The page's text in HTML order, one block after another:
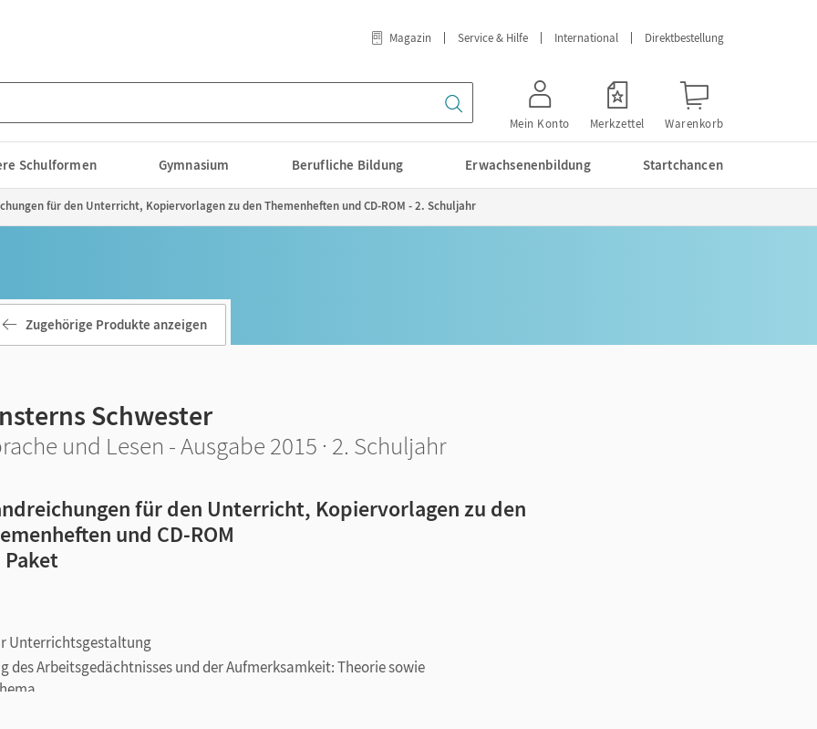
Magazin Service & Hilfe International Direktbestellung
Mein Konto Merkzettel Warenkorb
Schulformen Gymnasium Berufliche Bildung Erwachsenenbildung Startchancen
für den Unterricht, Kopiervorlagen zu den Themenheften und CD-ROM - 2. Schuljahr
Zugehörige Produkte anzeigen
Schwester
und Lesen - Ausgabe 2015 · 2. Schuljahr
für den Unterricht, Kopiervorlagen zu den
und CD-ROM
Paket
Unterrichtsgestaltung
des Arbeitsgedächtnisses und der Aufmerksamkeit: Theorie sowie
für eine individuelle Diagnose des Lernfortschritts